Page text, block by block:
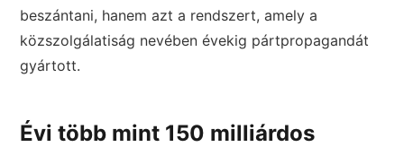
beszántani, hanem azt a rendszert, amely a
közszolgálatiság nevében évekig pártpropagandát
gyártott.
Évi több mint 150 milliárdos